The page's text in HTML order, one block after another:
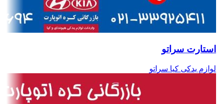
استارت سراتو
لوازم یدکی کیا سراتو